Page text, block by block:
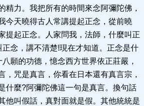
精力。我把所有的時間來念阿彌陀佛，
今天曉得古人常講提起正念，從前曉
提起正念。人家問我，法師，什麼叫正
念，講不清楚!現在才知道。正念是什
願的功德，憶念西方世界依正莊嚴，
，咒是真言，你看在日本還有真言宗，
什麼?阿彌陀佛這一句是真言。換句話
他叫假話，真對面就是假。其他統統是